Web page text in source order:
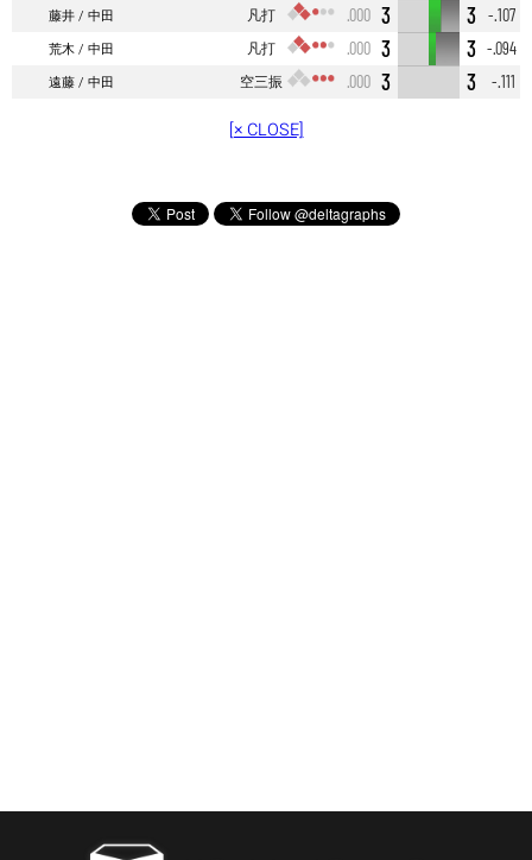
藤井
中田 凡打 .000 3 3
-.107
荒木
中田 凡打 .000 3 3 -.094
遠藤
中田 空三振 .000 3 3 -.111
[× CLOSE]